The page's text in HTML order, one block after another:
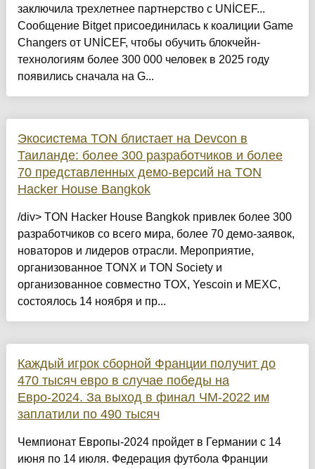
заключила трехлетнее партнерство с UNİCEF...
Сообщение Bitget присоединилась к коалиции Game
Changers от UNİCEF, чтобы обучить блокчейн-
технологиям более 300 000 человек в 2025 году
появились сначала на G...
Экосистема TON блистает на Devcon в
Таиланде: более 300 разработчиков и более
70 представленных демо-версий на TON
Hacker House Bangkok
/div> TON Hacker House Bangkok привлек более 300
разработчиков со всего мира, более 70 демо-заявок,
новаторов и лидеров отрасли. Мероприятие,
организованное TONX и TON Society и
организованное совместно TOX, Yescoin и MEXC,
состоялось 14 ноября и пр...
Каждый игрок сборной Франции получит до
470 тысяч евро в случае победы на
Евро-2024. За выход в финал ЧМ-2022 им
заплатили по 490 тысяч
Чемпионат Европы-2024 пройдет в Германии с 14
июня по 14 июля. Федерация футбола Франции